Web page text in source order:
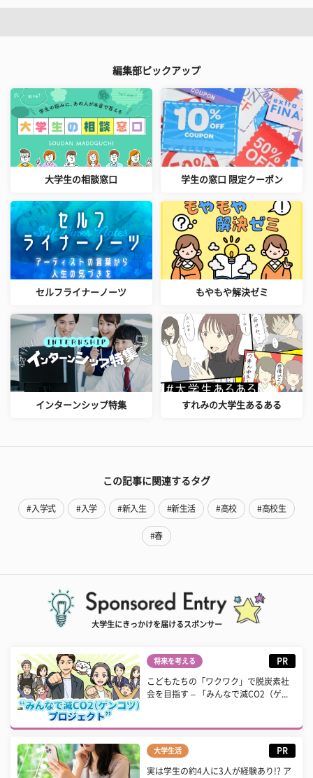
編集部ピックアップ
大学生の相談窓口 学生の窓口 限定クーポン
セルフライナーノーツ もやもや解決ゼミ
インターンシップ特集 すれみの大学生あるある
この記事に関連するタグ
#入学式 #入学 #新入生 #新生活 #高校 #高校生
#春
大学生にきっかけを届けるスポンサー
将来を考える PR
こどもたちの「ワクワク」で脱炭素社
会を目指す – 「みんなで減CO2（ゲ...
大学生活 PR
実は学生の約4人に3人が経験あり!? ア